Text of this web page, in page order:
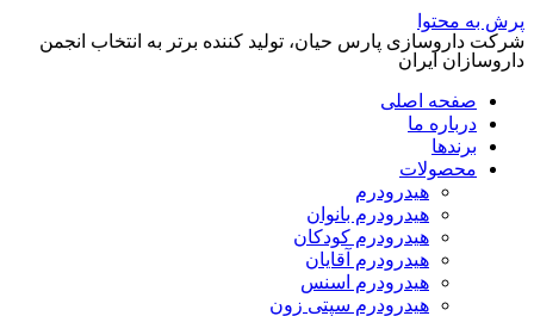
پرش به محتوا
شرکت داروسازی پارس حیان، تولید کننده برتر به انتخاب انجمن
داروسازان ایران
صفحه اصلی
درباره ما
برندها
محصولات
هیدرودرم
هیدرودرم بانوان
هیدرودرم کودکان
هیدرودرم آقایان
هیدرودرم اسنس
هیدرودرم سپتی زون